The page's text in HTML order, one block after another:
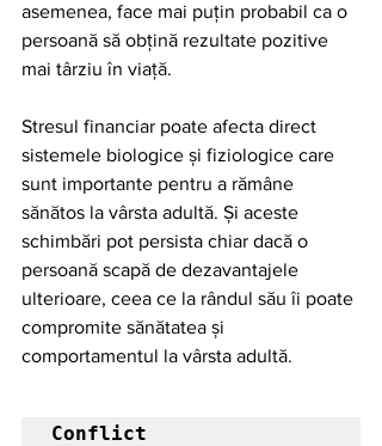
asemenea, face mai puțin probabil ca o
persoană să obțină rezultate pozitive
mai târziu în viață.
Stresul financiar poate afecta direct
sistemele biologice și fiziologice care
sunt importante pentru a rămâne
sănătos la vârsta adultă. Și aceste
schimbări pot persista chiar dacă o
persoană scapă de dezavantajele
ulterioare, ceea ce la rândul său îi poate
compromite sănătatea și
comportamentul la vârsta adultă.
Conflict